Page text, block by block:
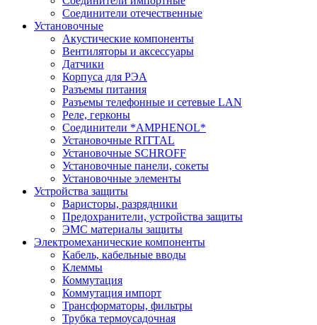
Соединители отечественные
Установочные
Акустические компоненты
Вентиляторы и аксессуары
Датчики
Корпуса для РЭА
Разъемы питания
Разъемы телефонные и сетевые LAN
Реле, герконы
Соединители *AMPHENOL*
Установочные RITTAL
Установочные SCHROFF
Установочные панели, сокеты
Установочные элементы
Устройства защиты
Варисторы, разрядники
Предохранители, устройства защиты
ЭМС материалы защиты
Электромеханические компоненты
Кабель, кабельные вводы
Клеммы
Коммутация
Коммутация импорт
Трансформаторы, фильтры
Трубка термоусадочная